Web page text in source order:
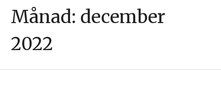
Månad: december
2022